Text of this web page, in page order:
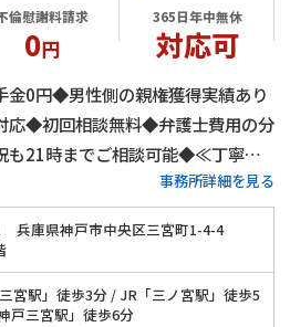
倫慰謝料請求
0円
365日年中無休
対応可
0円◆男性側の親権獲得実績あり
応◆初回相談無料◆弁護士費用の分
も21時までご相談可能◆≪丁寧な
事務所詳細を見る
兵庫県神戸市中央区三宮町1-4-4
宮駅」徒歩3分 / JR「三ノ宮駅」徒歩5
戸三宮駅」徒歩6分